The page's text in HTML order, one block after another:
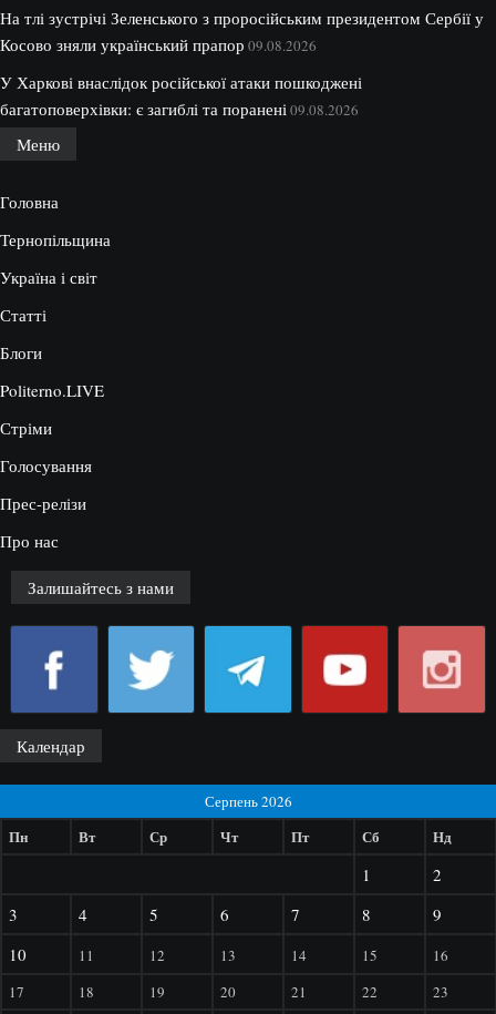
На тлі зустрічі Зеленського з проросійським президентом Сербії у
Косово зняли український прапор 09.08.2026
У Харкові внаслідок російської атаки пошкоджені
багатоповерхівки: є загиблі та поранені 09.08.2026
Меню
Головна
Тернопільщина
Україна і світ
Статті
Блоги
Politerno.LIVE
Стріми
Голосування
Прес-релізи
Про нас
Залишайтесь з нами
Календар
Серпень 2026
Пн Вт Ср Чт Пт Сб Нд
1
2
3
4 5 6 7 8
9
10
11 12 13 14 15
16
17
18 19 20 21 22 23